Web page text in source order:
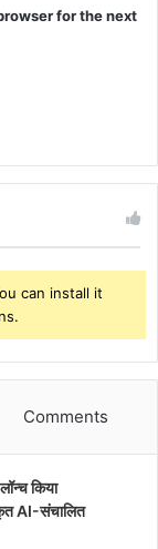
for the next
can install it
Comments
किया
AI-संचालित